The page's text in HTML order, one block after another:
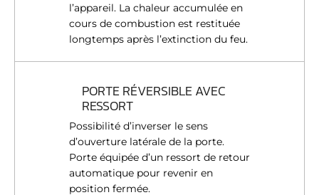
l’appareil. La chaleur accumulée en
cours de combustion est restituée
longtemps après l’extinction du feu.
PORTE RÉVERSIBLE AVEC
RESSORT
Possibilité d’inverser le sens
d’ouverture latérale de la porte.
Porte équipée d’un ressort de retour
automatique pour revenir en
position fermée.